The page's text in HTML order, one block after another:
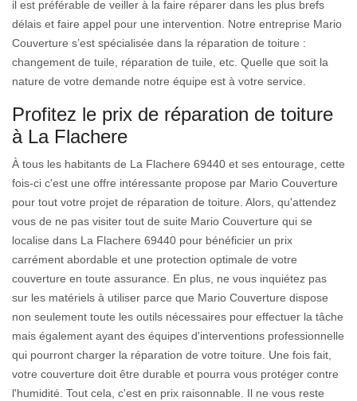
il est préférable de veiller à la faire réparer dans les plus brefs
délais et faire appel pour une intervention. Notre entreprise Mario
Couverture s’est spécialisée dans la réparation de toiture :
changement de tuile, réparation de tuile, etc. Quelle que soit la
nature de votre demande notre équipe est à votre service.
Profitez le prix de réparation de toiture
à La Flachere
À tous les habitants de La Flachere 69440 et ses entourage, cette
fois-ci c'est une offre intéressante propose par Mario Couverture
pour tout votre projet de réparation de toiture. Alors, qu'attendez
vous de ne pas visiter tout de suite Mario Couverture qui se
localise dans La Flachere 69440 pour bénéficier un prix
carrément abordable et une protection optimale de votre
couverture en toute assurance. En plus, ne vous inquiétez pas
sur les matériels à utiliser parce que Mario Couverture dispose
non seulement toute les outils nécessaires pour effectuer la tâche
mais également ayant des équipes d'interventions professionnelle
qui pourront charger la réparation de votre toiture. Une fois fait,
votre couverture doit être durable et pourra vous protéger contre
l'humidité. Tout cela, c'est en prix raisonnable. Il ne vous reste